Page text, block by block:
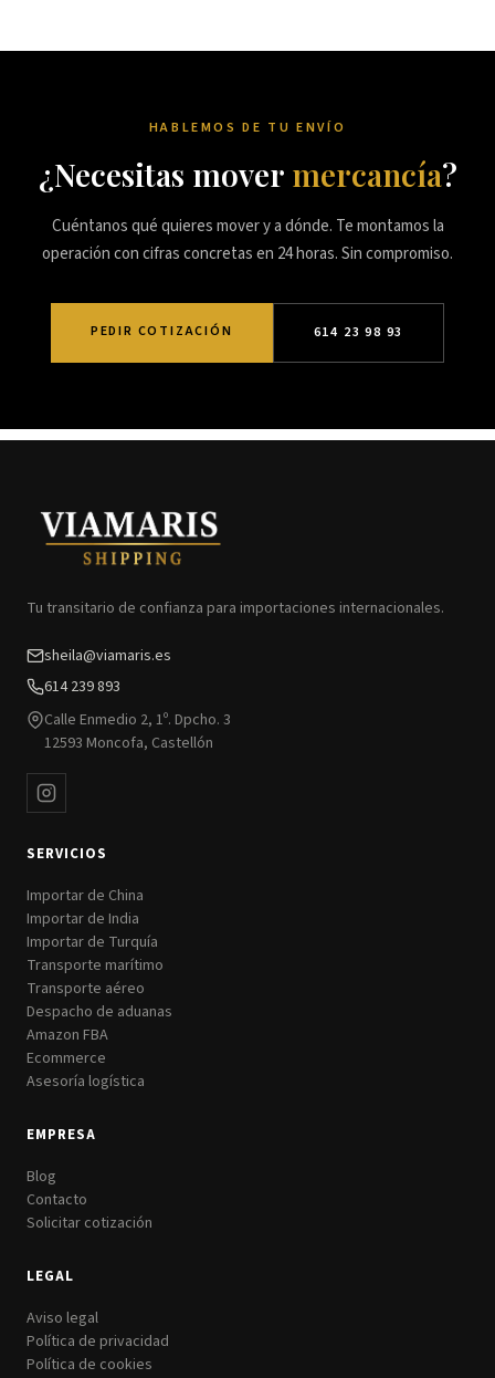
HABLEMOS DE TU ENVÍO
¿Necesitas mover mercancía?
Cuéntanos qué quieres mover y a dónde. Te montamos la
operación con cifras concretas en 24 horas. Sin compromiso.
PEDIR COTIZACIÓN 614 23 98 93
Tu transitario de confianza para importaciones internacionales.
sheila@viamaris.es
614 239 893
Calle Enmedio 2, 1º. Dpcho. 3
12593 Moncofa, Castellón
SERVICIOS
Importar de China
Importar de India
Importar de Turquía
Transporte marítimo
Transporte aéreo
Despacho de aduanas
Amazon FBA
Ecommerce
Asesoría logística
EMPRESA
Blog
Contacto
Solicitar cotización
LEGAL
Aviso legal
Política de privacidad
Política de cookies